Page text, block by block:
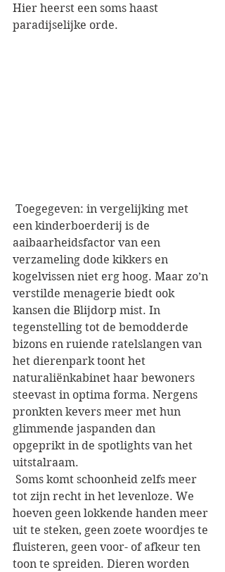
Hier heerst een soms haast
paradijselijke orde.
een kinderboerderij is de
aaibaarheidsfactor van een
verzameling dode kikkers en
kogelvissen niet erg hoog. Maar zo’n
verstilde menagerie biedt ook
kansen die Blijdorp mist. In
tegenstelling tot de bemodderde
bizons en ruiende ratelslangen van
het dierenpark toont het
naturaliënkabinet haar bewoners
steevast in optima forma. Nergens
pronkten kevers meer met hun
glimmende jaspanden dan
opgeprikt in de spotlights van het
uitstalraam.
tot zijn recht in het levenloze. We
hoeven geen lokkende handen meer
uit te steken, geen zoete woordjes te
fluisteren, geen voor- of afkeur ten
toon te spreiden. Dieren worden